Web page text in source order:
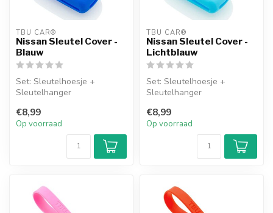
TBU CAR®
Nissan Sleutel Cover -
Blauw
Set: Sleutelhoesje +
Sleutelhanger
€8,99
Op voorraad
TBU CAR®
Nissan Sleutel Cover -
Lichtblauw
Set: Sleutelhoesje +
Sleutelhanger
€8,99
Op voorraad